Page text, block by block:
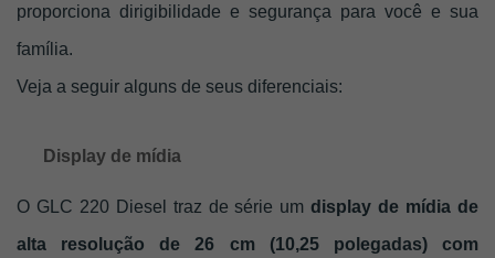
proporciona dirigibilidade e segurança para você e sua
família.
Veja a seguir alguns de seus diferenciais:
Display de mídia
O GLC 220 Diesel traz de série um display de mídia de
alta resolução de 26 cm (10,25 polegadas) com